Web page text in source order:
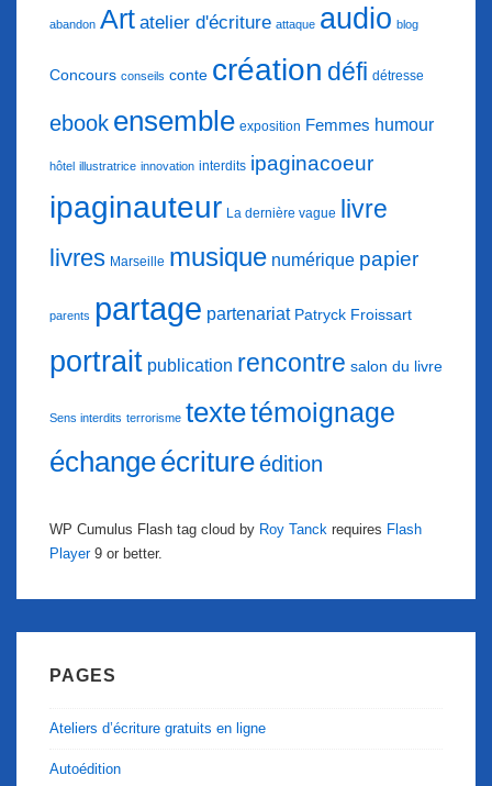
abandon Art atelier d'écriture attaque audio blog
Concours conseils conte création défi détresse
ebook ensemble exposition Femmes humour
hôtel illustratrice innovation interdits ipaginacoeur
ipaginauteur La dernière vague livre
livres Marseille musique numérique papier
parents partage partenariat Patryck Froissart
portrait publication rencontre salon du livre
Sens interdits terrorisme textetémoignage
échangeécritureédition
WP Cumulus Flash tag cloud by Roy Tanck requires Flash
Player9 or better.
PAGES
Ateliers d’écriture gratuits en ligne
Autoédition